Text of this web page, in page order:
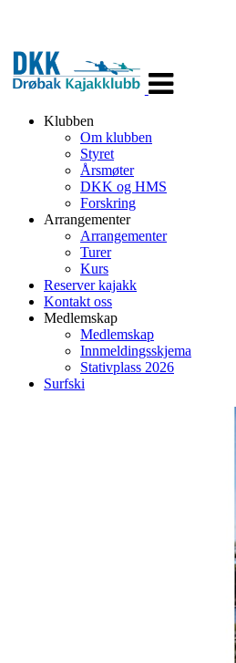
navigasjon
Klubben
Om klubben
Styret
Årsmøter
DKK og HMS
Forskring
Arrangementer
Arrangementer
Turer
Kurs
Reserver kajakk
Kontakt oss
Medlemskap
Medlemskap
Innmeldingsskjema
Stativplass 2026
Surfski